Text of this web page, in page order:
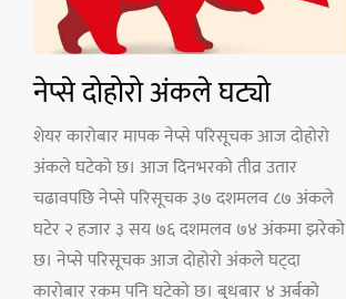
नेप्से दोहोरो अंकले घट्यो
शेयर कारोबार मापक नेप्से परिसूचक आज दोहोरो
अंकले घटेको छ। आज दिनभरको तीव्र उतार
चढावपछि नेप्से परिसूचक ३७ दशमलव ८७ अंकले
घटेर २ हजार ३ सय ७६ दशमलव ७४ अंकमा झरेको
छ। नेप्से परिसूचक आज दोहोरो अंकले घट्दा
कारोबार रकम पनि घटेको छ। बुधबार ४ अर्बको